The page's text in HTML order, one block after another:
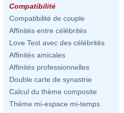
Compatibilité
Compatibilité de couple
Affinités entre célébrités
Love Test avec des célébrités
Affinités amicales
Affinités professionnelles
Double carte de synastrie
Calcul du thème composite
Thème mi-espace mi-temps